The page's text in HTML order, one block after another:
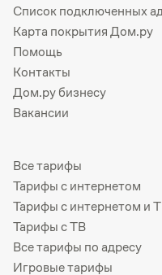
Список подключенных
Карта покрытия Дом.ру
Помощь
Контакты
Дом.ру бизнесу
Вакансии
Все тарифы
Тарифы с интернетом
Тарифы с интернетом и
Тарифы с ТВ
Все тарифы по адресу
Игровые тарифы